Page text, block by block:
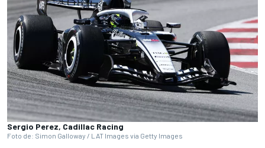
Sergio Perez, Cadillac Racing
Foto de: Simon Galloway / LAT Images via Getty Images